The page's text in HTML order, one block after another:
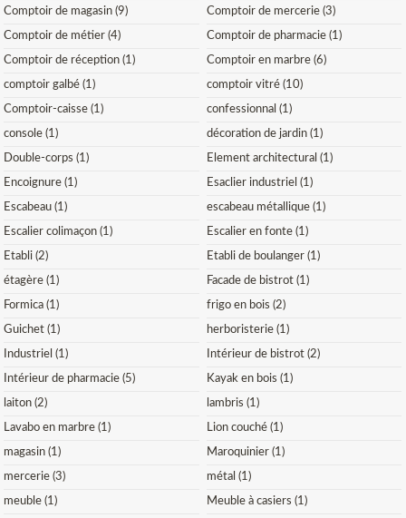
Comptoir de magasin (9) Comptoir de mercerie (3)
Comptoir de métier (4) Comptoir de pharmacie (1)
Comptoir de réception (1) Comptoir en marbre (6)
comptoir galbé (1) comptoir vitré (10)
Comptoir-caisse (1) confessionnal (1)
console (1) décoration de jardin (1)
Double-corps (1) Element architectural (1)
Encoignure (1) Esaclier industriel (1)
Escabeau (1) escabeau métallique (1)
Escalier colimaçon (1) Escalier en fonte (1)
Etabli (2) Etabli de boulanger (1)
étagère (1) Facade de bistrot (1)
Formica (1) frigo en bois (2)
Guichet (1) herboristerie (1)
Industriel (1) Intérieur de bistrot (2)
Intérieur de pharmacie (5) Kayak en bois (1)
laiton (2) lambris (1)
Lavabo en marbre (1) Lion couché (1)
magasin (1) Maroquinier (1)
mercerie (3) métal (1)
meuble (1) Meuble à casiers (1)